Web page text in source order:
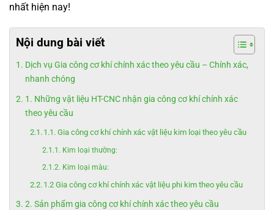
nhất hiện nay!
Nội dung bài viết
Dịch vụ Gia công cơ khí chính xác theo yêu cầu – Chính xác,
nhanh chóng
1. Những vật liệu HT-CNC nhận gia công cơ khí chính xác
theo yêu cầu
1.1. Gia công cơ khí chính xác vật liệu kim loại theo yêu cầu
Kim loại thường:
Kim loại màu:
1.2 Gia công cơ khí chính xác vật liệu phi kim theo yêu cầu
2. Sản phẩm gia công cơ khí chính xác theo yêu cầu